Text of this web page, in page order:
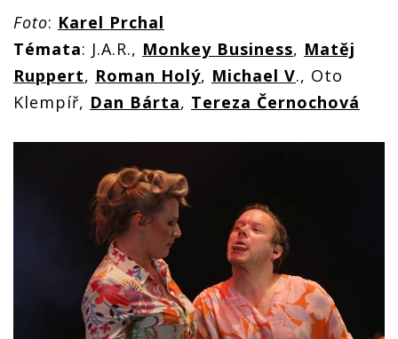
Foto: Karel Prchal
Témata: J.A.R., Monkey Business, Matěj
Ruppert, Roman Holý, Michael V., Oto
Klempíř, Dan Bárta, Tereza Černochová